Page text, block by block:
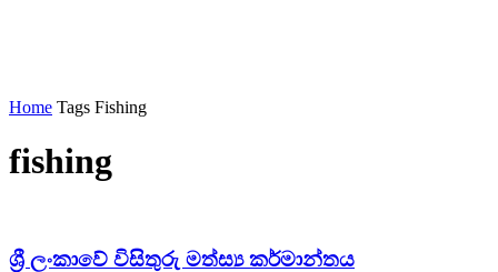
Home Tags Fishing
fishing
ශ්‍රී ලංකාවේ විසිතුරු මත්ස්‍ය කර්මාන්තය